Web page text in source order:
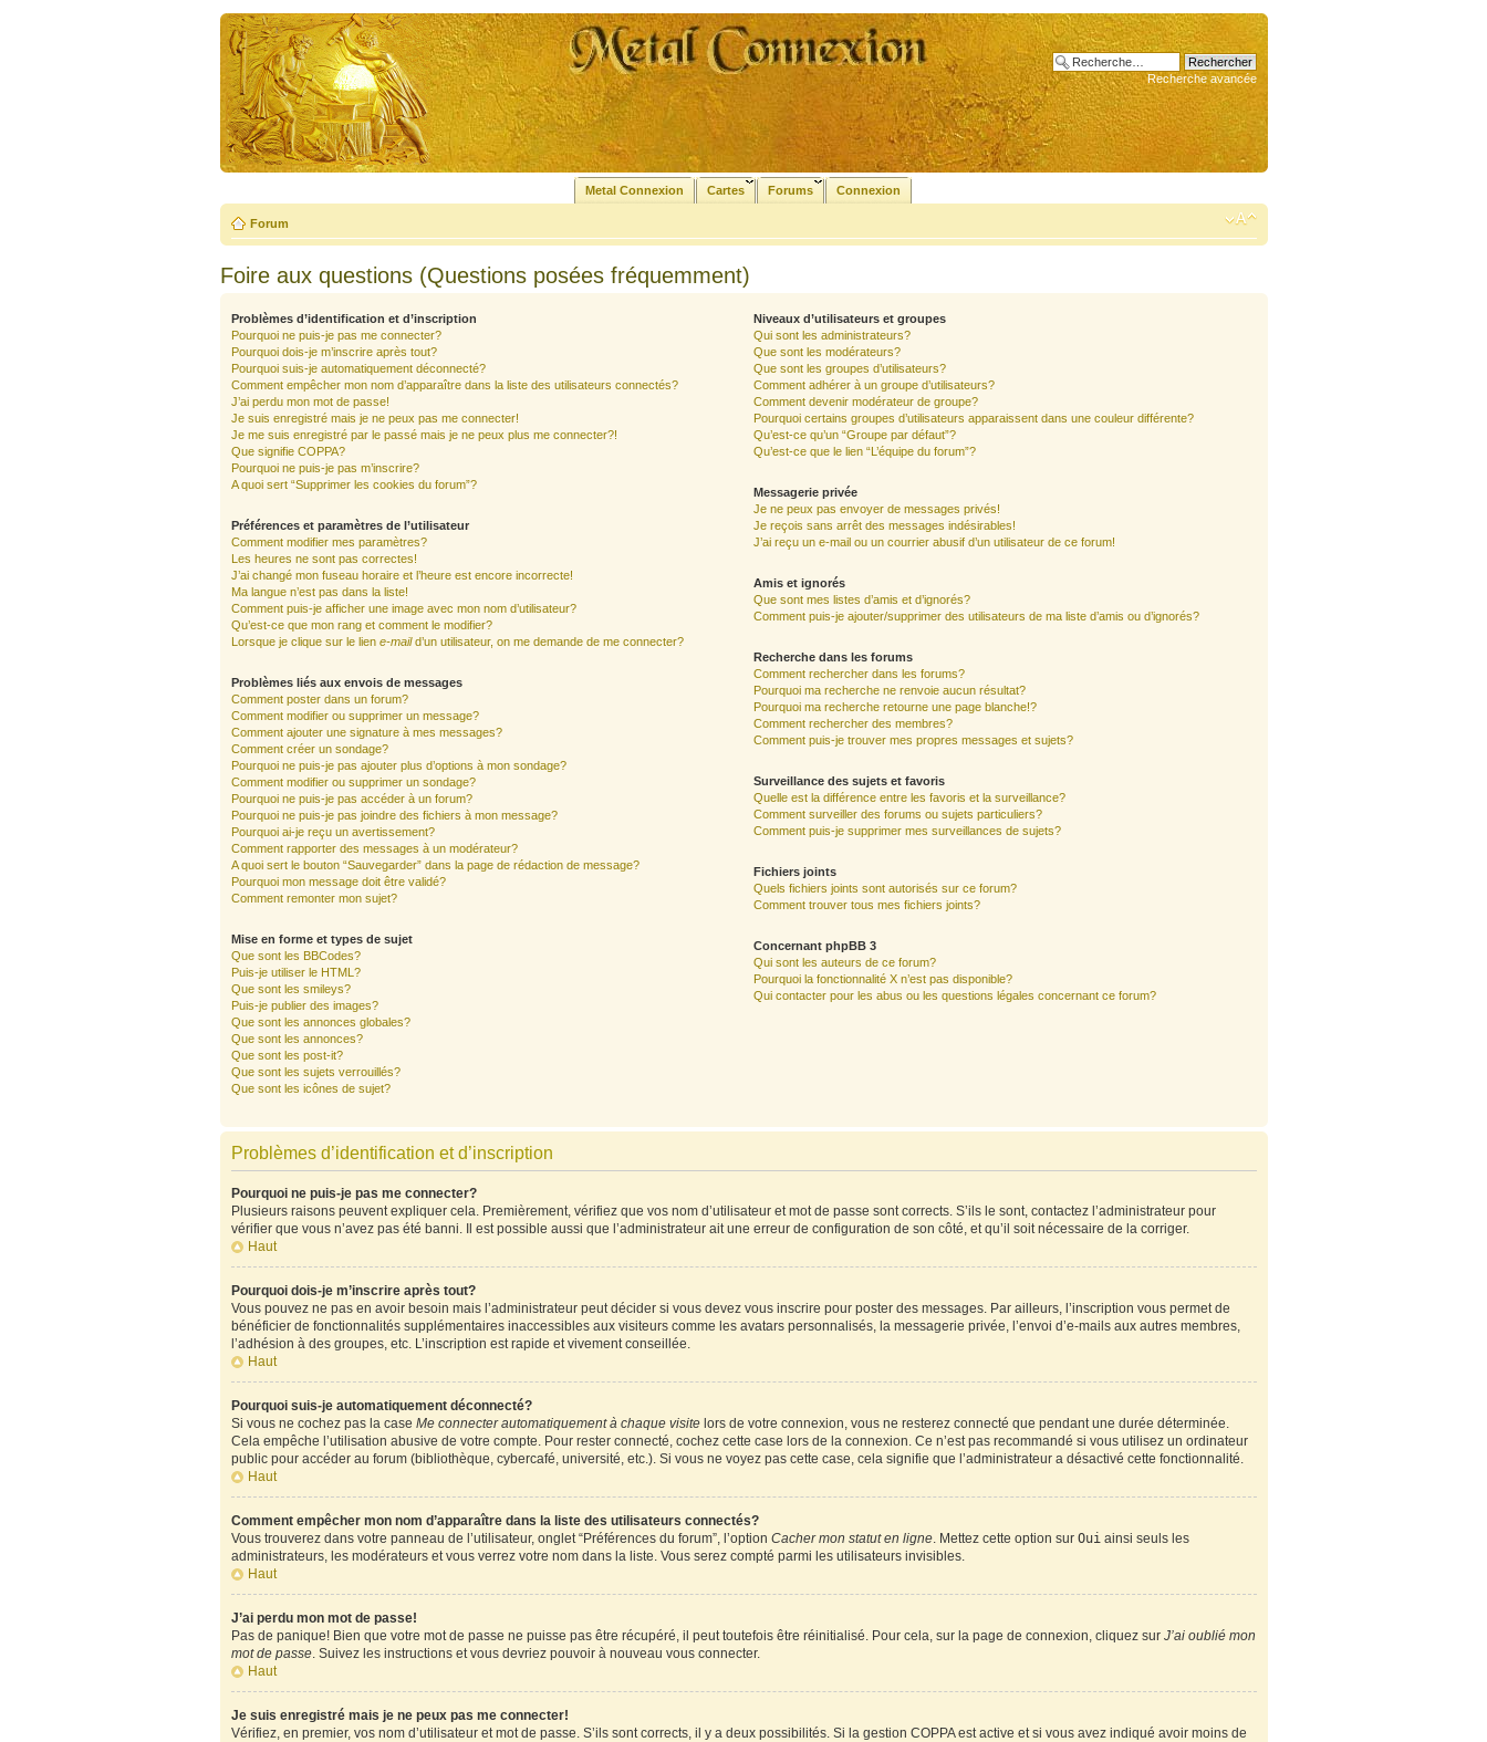
Recherche avancée
Metal Connexion Cartes Forums Connexion
Forum
Foire aux questions (Questions posées fréquemment)
Problèmes d’identification et d’inscription
Pourquoi ne puis-je pas me connecter?
Pourquoi dois-je m’inscrire après tout?
Pourquoi suis-je automatiquement déconnecté?
Comment empêcher mon nom d’apparaître dans la liste des utilisateurs connectés?
J’ai perdu mon mot de passe!
Je suis enregistré mais je ne peux pas me connecter!
Je me suis enregistré par le passé mais je ne peux plus me connecter?!
Que signifie COPPA?
Pourquoi ne puis-je pas m’inscrire?
A quoi sert “Supprimer les cookies du forum”?
Préférences et paramètres de l’utilisateur
Comment modifier mes paramètres?
Les heures ne sont pas correctes!
J’ai changé mon fuseau horaire et l’heure est encore incorrecte!
Ma langue n’est pas dans la liste!
Comment puis-je afficher une image avec mon nom d’utilisateur?
Qu’est-ce que mon rang et comment le modifier?
Lorsque je clique sur le lien e-maild’un utilisateur, on me demande de me connecter?
Problèmes liés aux envois de messages
Comment poster dans un forum?
Comment modifier ou supprimer un message?
Comment ajouter une signature à mes messages?
Comment créer un sondage?
Pourquoi ne puis-je pas ajouter plus d’options à mon sondage?
Comment modifier ou supprimer un sondage?
Pourquoi ne puis-je pas accéder à un forum?
Pourquoi ne puis-je pas joindre des fichiers à mon message?
Pourquoi ai-je reçu un avertissement?
Comment rapporter des messages à un modérateur?
A quoi sert le bouton “Sauvegarder” dans la page de rédaction de message?
Pourquoi mon message doit être validé?
Comment remonter mon sujet?
Mise en forme et types de sujet
Que sont les BBCodes?
Puis-je utiliser le HTML?
Que sont les smileys?
Puis-je publier des images?
Que sont les annonces globales?
Que sont les annonces?
Que sont les post-it?
Que sont les sujets verrouillés?
Que sont les icônes de sujet?
Niveaux d’utilisateurs et groupes
Qui sont les administrateurs?
Que sont les modérateurs?
Que sont les groupes d’utilisateurs?
Comment adhérer à un groupe d’utilisateurs?
Comment devenir modérateur de groupe?
Pourquoi certains groupes d’utilisateurs apparaissent dans une couleur différente?
Qu’est-ce qu’un “Groupe par défaut”?
Qu’est-ce que le lien “L’équipe du forum”?
Messagerie privée
Je ne peux pas envoyer de messages privés!
Je reçois sans arrêt des messages indésirables!
J’ai reçu un e-mail ou un courrier abusif d’un utilisateur de ce forum!
Amis et ignorés
Que sont mes listes d’amis et d’ignorés?
Comment puis-je ajouter/supprimer des utilisateurs de ma liste d’amis ou d’ignorés?
Recherche dans les forums
Comment rechercher dans les forums?
Pourquoi ma recherche ne renvoie aucun résultat?
Pourquoi ma recherche retourne une page blanche!?
Comment rechercher des membres?
Comment puis-je trouver mes propres messages et sujets?
Surveillance des sujets et favoris
Quelle est la différence entre les favoris et la surveillance?
Comment surveiller des forums ou sujets particuliers?
Comment puis-je supprimer mes surveillances de sujets?
Fichiers joints
Quels fichiers joints sont autorisés sur ce forum?
Comment trouver tous mes fichiers joints?
Concernant phpBB 3
Qui sont les auteurs de ce forum?
Pourquoi la fonctionnalité X n’est pas disponible?
Qui contacter pour les abus ou les questions légales concernant ce forum?
Problèmes d’identification et d’inscription
Pourquoi ne puis-je pas me connecter?
Plusieurs raisons peuvent expliquer cela. Premièrement, vérifiez que vos nom d’utilisateur et mot de passe sont corrects. S’ils le sont, contactez l’administrateur pour
vérifier que vous n’avez pas été banni. Il est possible aussi que l’administrateur ait une erreur de configuration de son côté, et qu’il soit nécessaire de la corriger.
Haut
Pourquoi dois-je m’inscrire après tout?
Vous pouvez ne pas en avoir besoin mais l’administrateur peut décider si vous devez vous inscrire pour poster des messages. Par ailleurs, l’inscription vous permet de
bénéficier de fonctionnalités supplémentaires inaccessibles aux visiteurs comme les avatars personnalisés, la messagerie privée, l’envoi d’e-mails aux autres membres,
l’adhésion à des groupes, etc. L’inscription est rapide et vivement conseillée.
Haut
Pourquoi suis-je automatiquement déconnecté?
Si vous ne cochez pas la case Me connecter automatiquement à chaque visitelors de votre connexion, vous ne resterez connecté que pendant une durée déterminée.
Cela empêche l’utilisation abusive de votre compte. Pour rester connecté, cochez cette case lors de la connexion. Ce n’est pas recommandé si vous utilisez un ordinateur
public pour accéder au forum (bibliothèque, cybercafé, université, etc.). Si vous ne voyez pas cette case, cela signifie que l’administrateur a désactivé cette fonctionnalité.
Haut
Comment empêcher mon nom d’apparaître dans la liste des utilisateurs connectés?
Vous trouverez dans votre panneau de l’utilisateur, onglet “Préférences du forum”, l’option Cacher mon statut en ligne. Mettez cette option sur Ouiainsi seuls les
administrateurs, les modérateurs et vous verrez votre nom dans la liste. Vous serez compté parmi les utilisateurs invisibles.
Haut
J’ai perdu mon mot de passe!
Pas de panique! Bien que votre mot de passe ne puisse pas être récupéré, il peut toutefois être réinitialisé. Pour cela, sur la page de connexion, cliquez sur J’ai oublié mon
mot de passe. Suivez les instructions et vous devriez pouvoir à nouveau vous connecter.
Haut
Je suis enregistré mais je ne peux pas me connecter!
Vérifiez, en premier, vos nom d’utilisateur et mot de passe. S’ils sont corrects, il y a deux possibilités. Si la gestion COPPA est active et si vous avez indiqué avoir moins de